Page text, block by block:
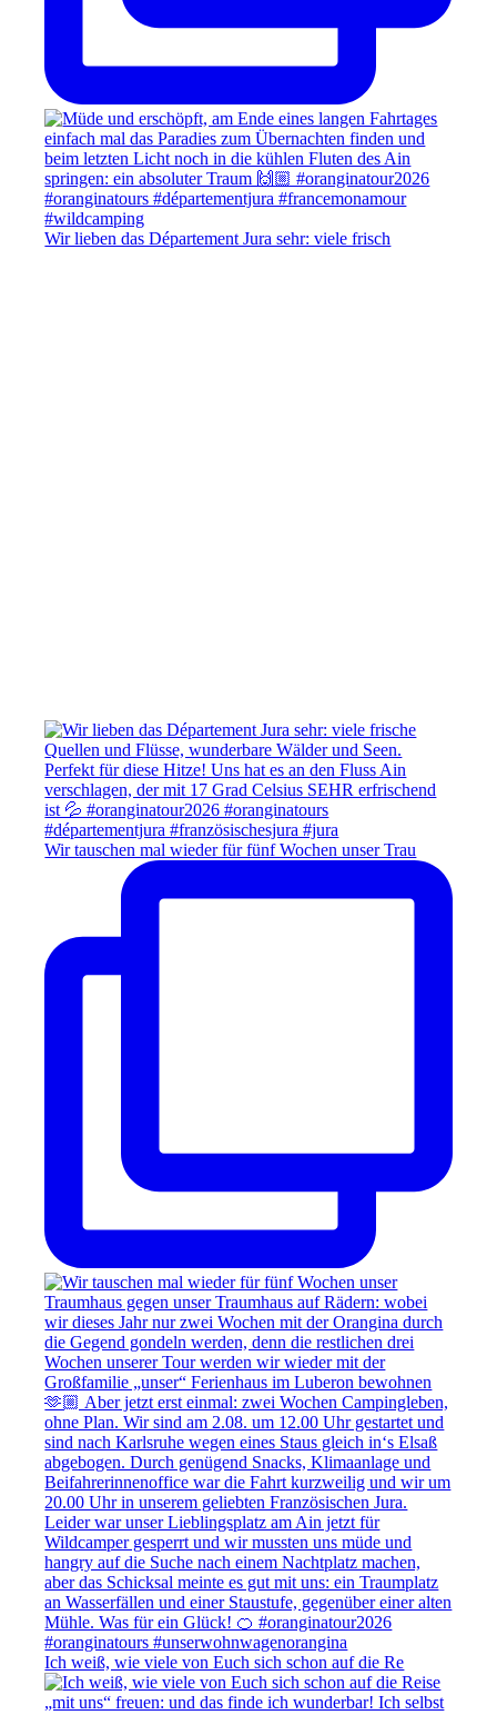
Wir lieben das Département Jura sehr: viele frisch
Wir tauschen mal wieder für fünf Wochen unser Trau
Ich weiß, wie viele von Euch sich schon auf die Re